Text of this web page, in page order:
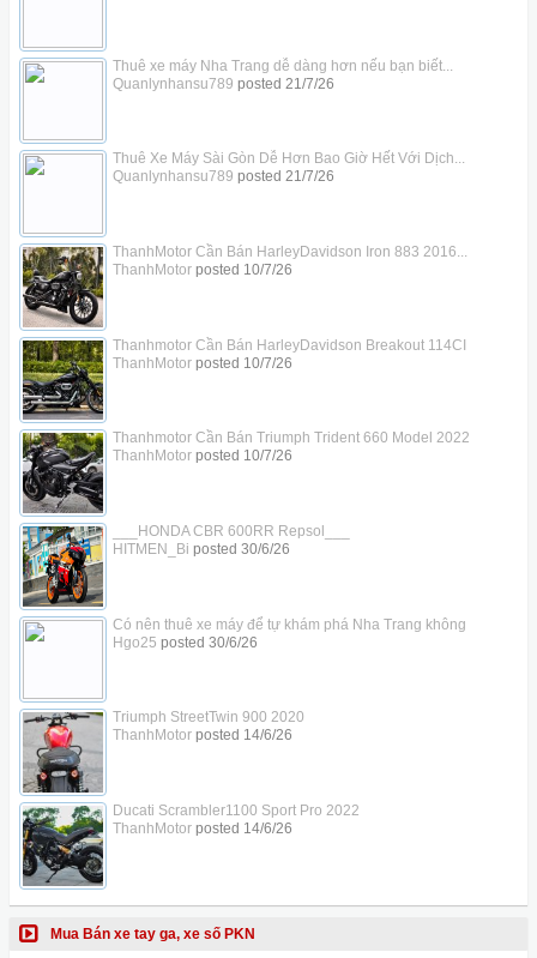
Thuê xe máy Nha Trang dễ dàng hơn nếu bạn biết...
Quanlynhansu789 posted 21/7/26
Thuê Xe Máy Sài Gòn Dễ Hơn Bao Giờ Hết Với Dịch...
Quanlynhansu789 posted 21/7/26
ThanhMotor Cần Bán HarleyDavidson Iron 883 2016...
ThanhMotorposted 10/7/26
Thanhmotor Cần Bán HarleyDavidson Breakout 114CI
ThanhMotorposted 10/7/26
Thanhmotor Cần Bán Triumph Trident 660 Model 2022
ThanhMotorposted 10/7/26
___HONDA CBR 600RR Repsol___
HITMEN_Bi posted 30/6/26
Có nên thuê xe máy để tự khám phá Nha Trang không
Hgo25 posted 30/6/26
Triumph StreetTwin 900 2020
ThanhMotorposted 14/6/26
Ducati Scrambler1100 Sport Pro 2022
ThanhMotorposted 14/6/26
Mua Bán xe tay ga, xe số PKN